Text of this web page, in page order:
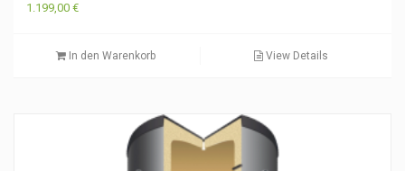
1.199,00 €
In den Warenkorb View Details